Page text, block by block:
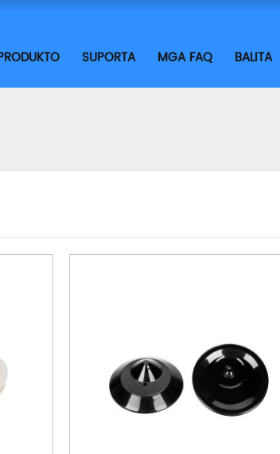
SUPORTA MGA FAQ BALITA